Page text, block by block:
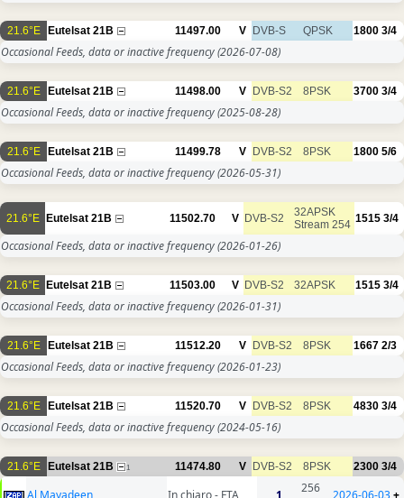
21.6°E Eutelsat 21B 11497.00 V DVB-S QPSK 1800 3/4
Occasional Feeds, data or inactive frequency(2026-07-08)
21.6°E Eutelsat 21B 11498.00 V DVB-S2 8PSK 3700 3/4
Occasional Feeds, data or inactive frequency(2025-08-28)
21.6°E Eutelsat 21B 11499.78 V DVB-S2 8PSK 1800 5/6
Occasional Feeds, data or inactive frequency(2026-05-31)
21.6°E Eutelsat 21B 11502.70 V DVB-S2
32APSK
Stream 254 1515 3/4
Occasional Feeds, data or inactive frequency(2026-01-26)
21.6°E Eutelsat 21B 11503.00 V DVB-S2 32APSK 1515 3/4
Occasional Feeds, data or inactive frequency(2026-01-31)
21.6°E Eutelsat 21B 11512.20 V DVB-S2 8PSK 1667 2/3
Occasional Feeds, data or inactive frequency(2026-01-23)
21.6°E Eutelsat 21B 11520.70 V DVB-S2 8PSK 4830 3/4
Occasional Feeds, data or inactive frequency(2024-05-16)
21.6°E Eutelsat 21B 1 11474.80 V DVB-S2 8PSK 2300 3/4
Al Mayadeen In chiaro - FTA 1
256
2026-06-03+